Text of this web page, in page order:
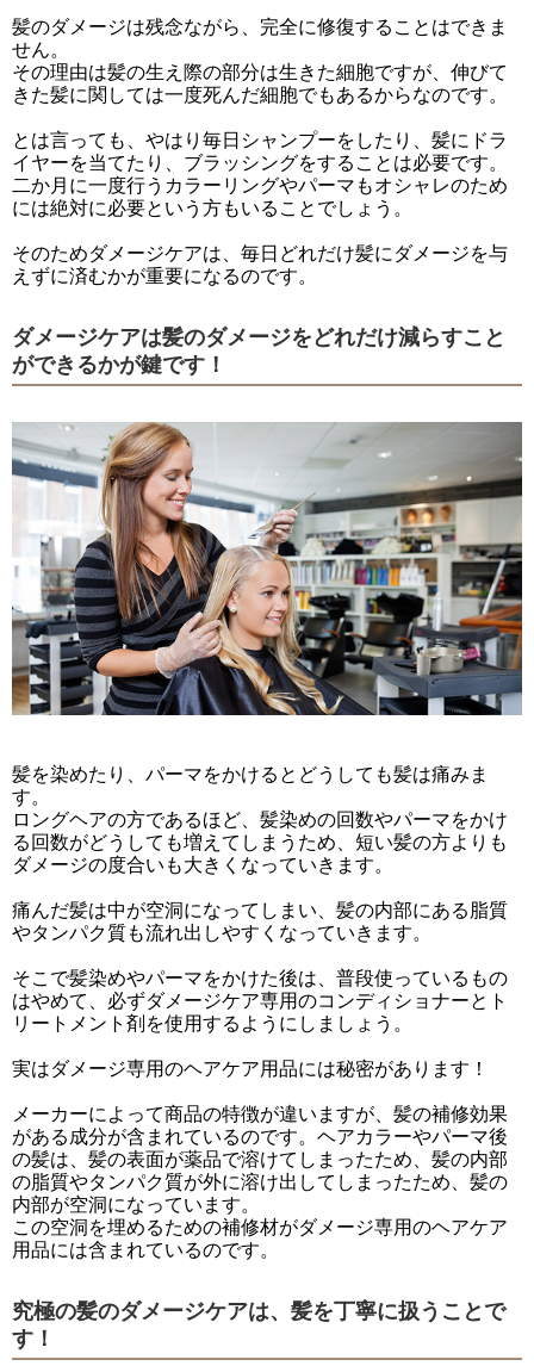
髪のダメージは残念ながら、完全に修復することはできま
せん。
その理由は髪の生え際の部分は生きた細胞ですが、伸びて
きた髪に関しては一度死んだ細胞でもあるからなのです。
とは言っても、やはり毎日シャンプーをしたり、髪にドラ
イヤーを当てたり、ブラッシングをすることは必要です。
二か月に一度行うカラーリングやパーマもオシャレのため
には絶対に必要という方もいることでしょう。
そのためダメージケアは、毎日どれだけ髪にダメージを与
えずに済むかが重要になるのです。
ダメージケアは髪のダメージをどれだけ減らすこと
ができるかが鍵です！
髪を染めたり、パーマをかけるとどうしても髪は痛みま
す。
ロングヘアの方であるほど、髪染めの回数やパーマをかけ
る回数がどうしても増えてしまうため、短い髪の方よりも
ダメージの度合いも大きくなっていきます。
痛んだ髪は中が空洞になってしまい、髪の内部にある脂質
やタンパク質も流れ出しやすくなっていきます。
そこで髪染めやパーマをかけた後は、普段使っているもの
はやめて、必ずダメージケア専用のコンディショナーとト
リートメント剤を使用するようにしましょう。
実はダメージ専用のヘアケア用品には秘密があります！
メーカーによって商品の特徴が違いますが、髪の補修効果
がある成分が含まれているのです。ヘアカラーやパーマ後
の髪は、髪の表面が薬品で溶けてしまったため、髪の内部
の脂質やタンパク質が外に溶け出してしまったため、髪の
内部が空洞になっています。
この空洞を埋めるための補修材がダメージ専用のヘアケア
用品には含まれているのです。
究極の髪のダメージケアは、髪を丁寧に扱うことで
す！